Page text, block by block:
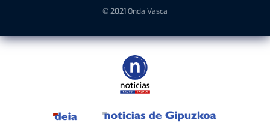
© 2021 Onda Vasca